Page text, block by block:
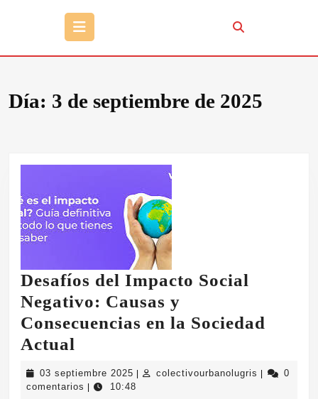
Botón
Día: 3 de septiembre de 2025
Desafíos del Impacto Social
Negativo: Causas y
Consecuencias en la Sociedad
Actual
del
Impacto
03 septiembre 2025 03
septiembre
colectivourbanolugris
0
comentarios
10:48